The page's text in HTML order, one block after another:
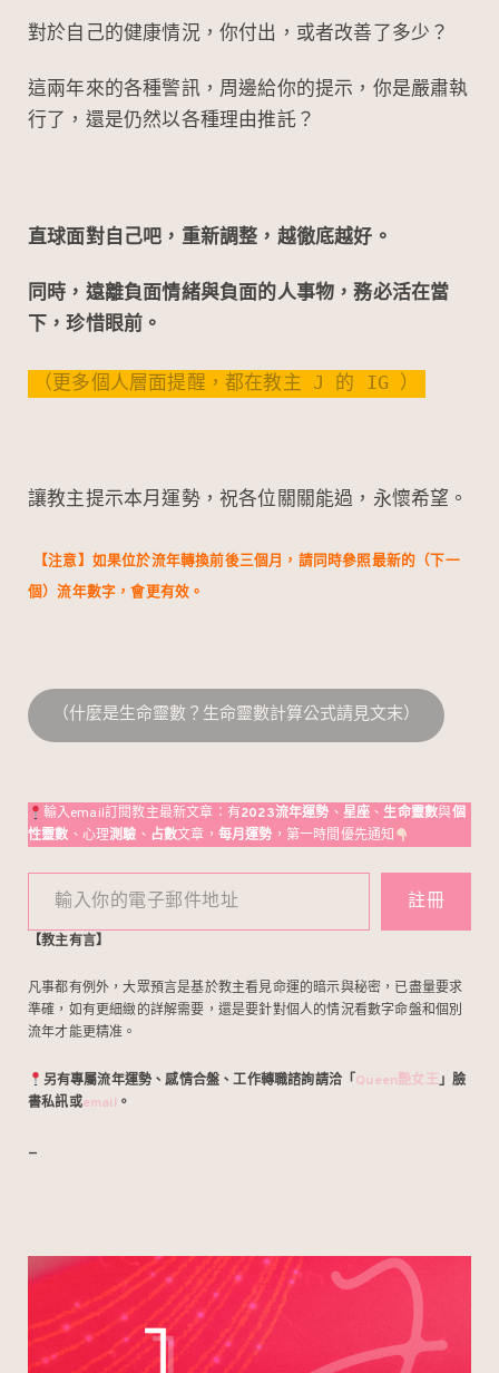
對於自己的健康情況，你付出，或者改善了多少？
這兩年來的各種警訊，周邊給你的提示，你是嚴肅執
行了，還是仍然以各種理由推託？
直球面對自己吧，重新調整，越徹底越好。
同時，遠離負面情緒與負面的人事物，務必活在當
下，珍惜眼前。
（更多個人層面提醒，都在教主 J 的 IG ）
讓教主提示本月運勢，祝各位關關能過，永懷希望。
【注意】如果位於流年轉換前後三個月，請同時參照最新的（下一
個）流年數字，會更有效。
（什麼是生命靈數？生命靈數計算公式請見文末）
輸入email訂閱教主最新文章：有2023流年運勢 、 星座 、生命靈數與個
性靈數 、心理測驗 、 占數文章， 每月運勢 ，第一時間優先通知
輸入你的電子郵件地址
註冊
【教主有言】
凡事都有例外，大眾預言是基於教主看見命運的暗示與秘密，已盡量要求
準確，如有更細緻的詳解需要，還是要針對個人的情況看數字命盤和個別
流年才能更精准。
另有專屬流年運勢、感情合盤、工作轉職諮詢請洽「Queen艷女王」臉
書私訊或email 。
–